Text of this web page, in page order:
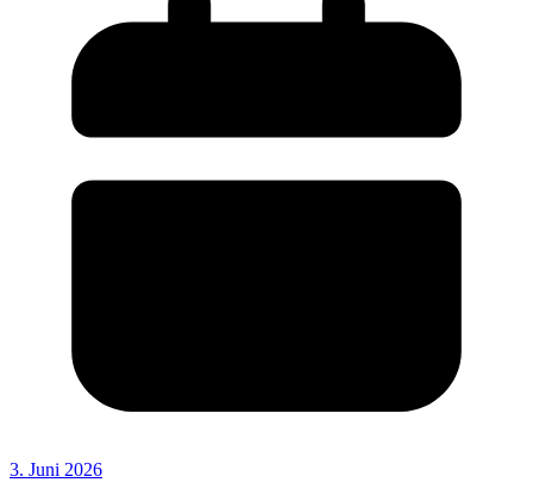
3. Juni 2026